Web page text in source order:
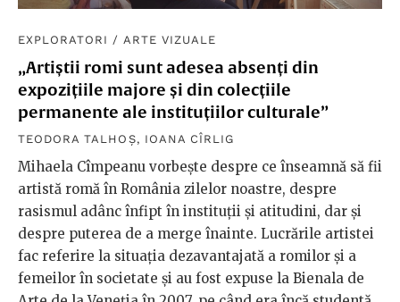
EXPLORATORI / ARTE VIZUALE
„Artiștii romi sunt adesea absenți din
expozițiile majore și din colecțiile
permanente ale instituțiilor culturale”
TEODORA TALHOȘ, IOANA CÎRLIG
Mihaela Cîmpeanu vorbește despre ce înseamnă să fii
artistă romă în România zilelor noastre, despre
rasismul adânc înfipt în instituții și atitudini, dar și
despre puterea de a merge înainte. Lucrările artistei
fac referire la situația dezavantajată a romilor și a
femeilor în societate și au fost expuse la Bienala de